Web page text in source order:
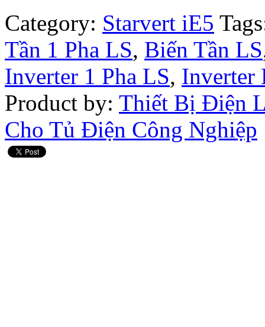
Category: Starvert iE5
Tần 1 Pha LS, Biến Tần LS
Inverter 1 Pha LS, Inverter
Product by: Thiết Bị Điện
Cho Tủ Điện Công Nghiệp